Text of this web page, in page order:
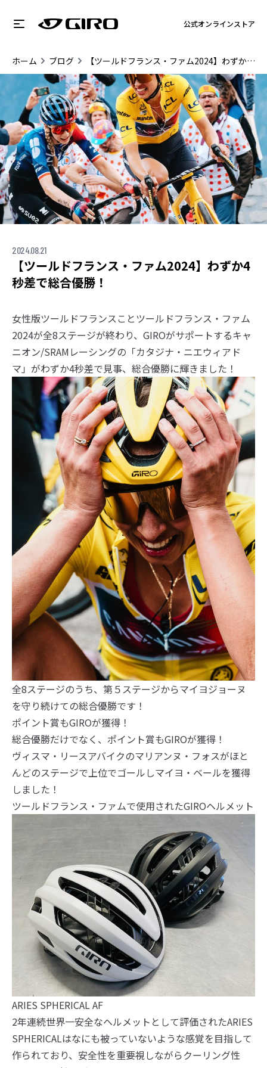
公式オンラインストア
ホーム ブログ 【ツールドフランス・ファム2024】わずか4秒差で総合優勝！
2024.08.21
【ツールドフランス・ファム2024】わずか4
秒差で総合優勝！
女性版ツールドフランスことツールドフランス・ファム
2024が全8ステージが終わり、GIROがサポートするキャ
ニオン/SRAMレーシングの「カタジナ・ニエウィアド
マ」がわずか4秒差で見事、総合優勝に輝きました！
全8ステージのうち、第５ステージからマイヨジョーヌ
を守り続けての総合優勝です！
ポイント賞もGIROが獲得！
総合優勝だけでなく、ポイント賞もGIROが獲得！
ヴィスマ・リースアバイクのマリアンヌ・フォスがほと
んどのステージで上位でゴールしマイヨ・ベールを獲得
しました！
ツールドフランス・ファムで使用されたGIROヘルメット
ARIES SPHERICAL AF
2年連続世界一安全なヘルメットとして評価されたARIES
SPHERICALはなにも被っていないような感覚を目指して
作られており、安全性を重要視しながらクーリング性